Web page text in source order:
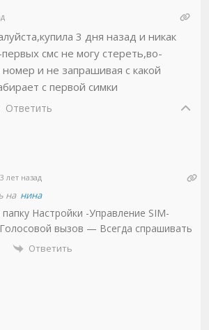
3 дня назад и никак
смс не могу стереть,во-
и не запрашивая с какой
с первой симки
Ответить
лет назад
на нина
папку Настройки -Управление SIM-
вызов — Всегда спрашивать
Ответить